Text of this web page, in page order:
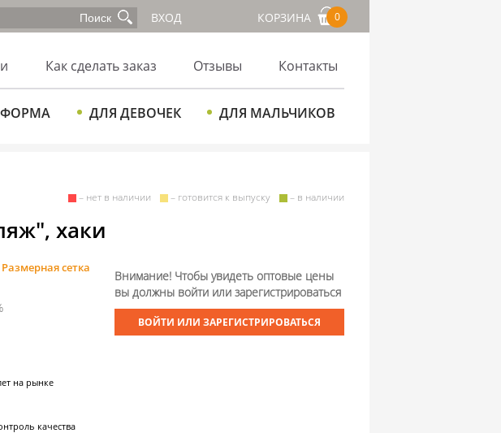
ВХОД КОРЗИНА 0
Как сделать заказ Отзывы Контакты
ДЛЯ ДЕВОЧЕК ДЛЯ МАЛЬЧИКОВ
– нет в наличии – готовится к выпуску – в наличии
хаки
Размерная сетка
на рынке
качества
Внимание! Чтобы увидеть оптовые цены
вы должны войти или зарегистрироваться
ВОЙТИ ИЛИ ЗАРЕГИСТРИРОВАТЬСЯ